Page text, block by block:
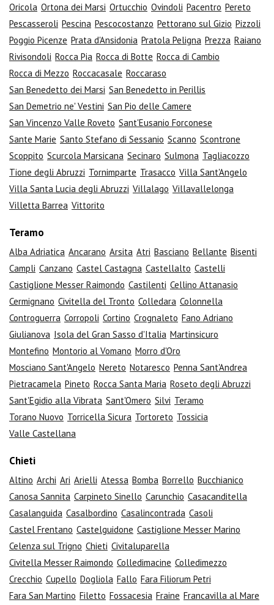
Oricola Ortona dei Marsi Ortucchio Ovindoli Pacentro Pereto
Pescasseroli Pescina Pescocostanzo Pettorano sul Gizio Pizzoli
Poggio Picenze Prata d'Ansidonia Pratola Peligna Prezza Raiano
Rivisondoli Rocca Pia Rocca di Botte Rocca di Cambio
Rocca di Mezzo Roccacasale Roccaraso
San Benedetto dei Marsi San Benedetto in Perillis
San Demetrio ne' Vestini San Pio delle Camere
San Vincenzo Valle Roveto Sant'Eusanio Forconese
Sante Marie Santo Stefano di Sessanio Scanno Scontrone
Scoppito Scurcola Marsicana Secinaro Sulmona Tagliacozzo
Tione degli Abruzzi Tornimparte Trasacco Villa Sant'Angelo
Villa Santa Lucia degli Abruzzi Villalago Villavallelonga
Villetta Barrea Vittorito
Teramo
Alba Adriatica Ancarano Arsita Atri Basciano Bellante Bisenti
Campli Canzano Castel Castagna Castellalto Castelli
Castiglione Messer Raimondo Castilenti Cellino Attanasio
Cermignano Civitella del Tronto Colledara Colonnella
Controguerra Corropoli Cortino Crognaleto Fano Adriano
Giulianova Isola del Gran Sasso d'Italia Martinsicuro
Montefino Montorio al Vomano Morro d'Oro
Mosciano Sant'Angelo Nereto Notaresco Penna Sant'Andrea
Pietracamela Pineto Rocca Santa Maria Roseto degli Abruzzi
Sant'Egidio alla Vibrata Sant'Omero Silvi Teramo
Torano Nuovo Torricella Sicura Tortoreto Tossicia
Valle Castellana
Chieti
Altino Archi Ari Arielli Atessa Bomba Borrello Bucchianico
Canosa Sannita Carpineto Sinello Carunchio Casacanditella
Casalanguida Casalbordino Casalincontrada Casoli
Castel Frentano Castelguidone Castiglione Messer Marino
Celenza sul Trigno Chieti Civitaluparella
Civitella Messer Raimondo Colledimacine Colledimezzo
Crecchio Cupello Dogliola Fallo Fara Filiorum Petri
Fara San Martino Filetto Fossacesia Fraine Francavilla al Mare